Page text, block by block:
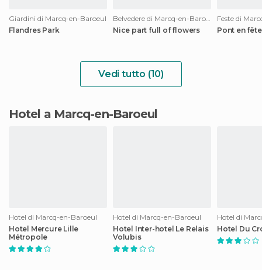
Giardini di Marcq-en-Baroeul
Flandres Park
Belvedere di Marcq-en-Baroeul
Nice part full of flowers
Feste di
Pont en fête
Vedi tutto (10)
Hotel a Marcq-en-Baroeul
Hotel di Marcq-en-Baroeul
Hotel Mercure Lille
Métropole
Hotel di Marcq-en-Baroeul
Hotel Inter-hotel Le Relais
Volubis
Hotel di
Hotel Du